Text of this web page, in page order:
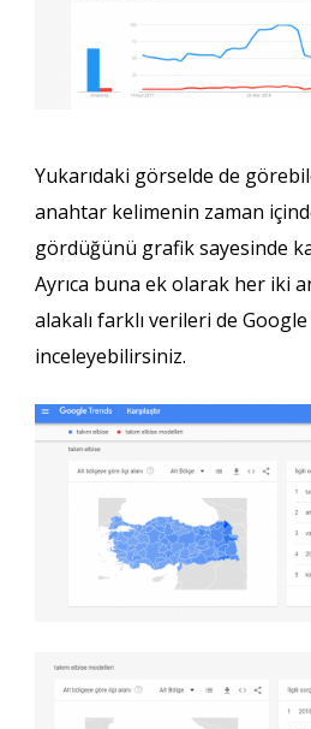
Yukarıdaki görselde de
anahtar kelimenin zaman
gördüğünü grafik sayesinde
Ayrıca buna ek olarak her iki
alakalı farklı verileri de
inceleyebilirsiniz.